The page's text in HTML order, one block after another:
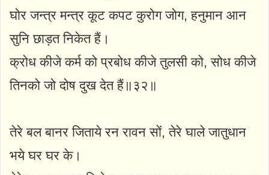
घोर जन्त्र मन्त्र कूट कपट कुरोग जोग, हनुमान आन
सुनि छाड़त निकेत हैं।
क्रोध कीजे कर्म को प्रबोध कीजे तुलसी को, सोध कीजे
तिनको जो दोष दुख देत हैं॥३२॥
तेरे बल बानर जिताये रन रावन सों, तेरे घाले जातुधान
भये घर घर के।